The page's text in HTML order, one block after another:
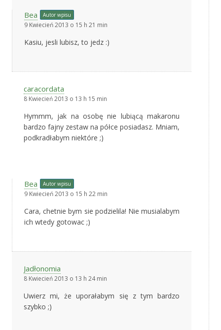
Bea Autor wpisu
9 Kwiecień 2013 o 15 h 21 min
Kasiu, jesli lubisz, to jedz :)
caracordata
8 Kwiecień 2013 o 13 h 15 min
Hymmm, jak na osobę nie lubiącą makaronu
bardzo fajny zestaw na półce posiadasz. Mniam,
podkradłabym niektóre ;)
Bea Autor wpisu
9 Kwiecień 2013 o 15 h 22 min
Cara, chetnie bym sie podzielila! Nie musialabym
ich wtedy gotowac ;)
Jadłonomia
8 Kwiecień 2013 o 13 h 24 min
Uwierz mi, że uporałabym się z tym bardzo
szybko ;)